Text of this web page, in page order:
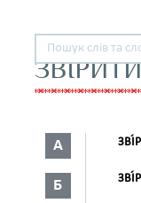
ЗВІРИТИ
А
Б